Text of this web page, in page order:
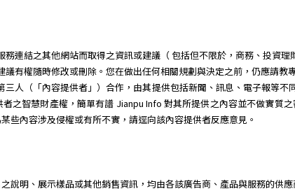
連結之其他網站而取得之資訊或建議（ 包括但不限於，商務、投資理
有權隨時修改或刪除。您在做出任何相關規劃與決定之前，仍應請教
人（「內容提供者」）合作，由其提供包括新聞、訊息、電子報等
之智慧財產權，簡單有譜 Jianpu Info 對其所提供之內容並不做實質
些內容涉及侵權或有所不實，請逕向該內容提供者反應意見。
說明、展示樣品或其他銷售資訊，均由各該廣告商、產品與服務的供應